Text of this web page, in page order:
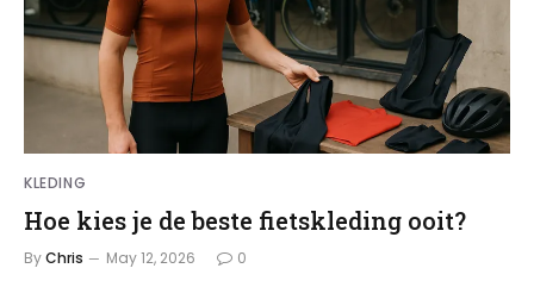
KLEDING
Hoe kies je de beste fietskleding ooit?
ByChris May 12, 2026 0